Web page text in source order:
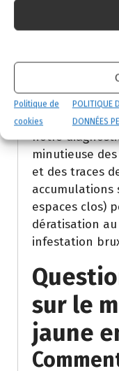
Politique de
cookies
POLITIQUE
DONNÉES
rapproche par
collier visible
Tous deux
exigent une
après
moins
cycle
notre
minutieuse
et des traces
accumulations
espaces clos)
dératisation
infestation
sur le
jaune